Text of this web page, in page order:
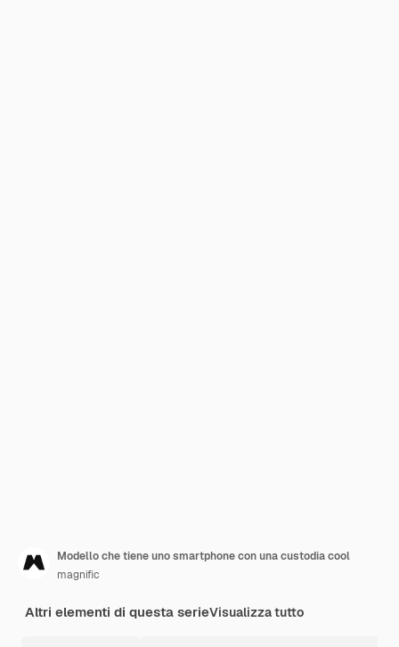
Modello che tiene uno smartphone con una custodia cool
magnific
Altri elementi di questa serieVisualizza tutto